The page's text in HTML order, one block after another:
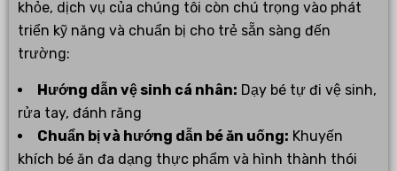
khỏe, dịch vụ của chúng tôi còn chú trọng vào phát
triển kỹ năng và chuẩn bị cho trẻ sẵn sàng đến
trường:
Hướng dẫn vệ sinh cá nhân: Dạy bé tự đi vệ sinh,
rửa tay, đánh răng
Chuẩn bị và hướng dẫn bé ăn uống: Khuyến
khích bé ăn đa dạng thực phẩm và hình thành thói